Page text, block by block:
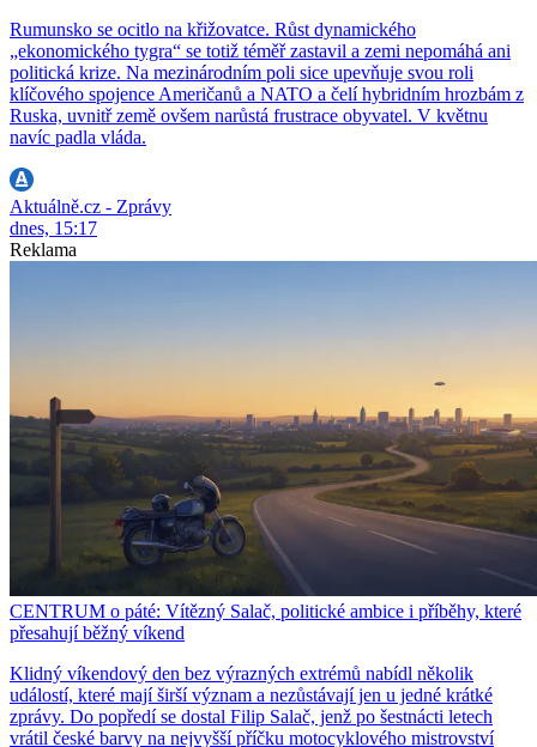
Rumunsko se ocitlo na křižovatce. Růst dynamického
„ekonomického tygra“ se totiž téměř zastavil a zemi nepomáhá ani
politická krize. Na mezinárodním poli sice upevňuje svou roli
klíčového spojence Američanů a NATO a čelí hybridním hrozbám z
Ruska, uvnitř země ovšem narůstá frustrace obyvatel. V květnu
navíc padla vláda.
Aktuálně.cz - Zprávy
dnes, 15:17
Reklama
CENTRUM o páté: Vítězný Salač, politické ambice i příběhy, které
přesahují běžný víkend
Klidný víkendový den bez výrazných extrémů nabídl několik
událostí, které mají širší význam a nezůstávají jen u jedné krátké
zprávy. Do popředí se dostal Filip Salač, jenž po šestnácti letech
vrátil české barvy na nejvyšší příčku motocyklového mistrovství